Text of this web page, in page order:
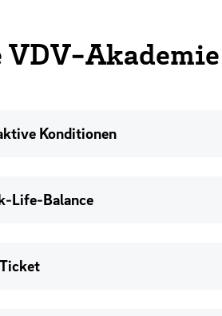
VDV-
Konditionen
Life-Balance